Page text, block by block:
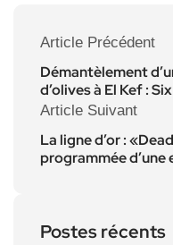
Article Précédent
Démantèlement
d’olives à El Kef :
Article Suivant
La ligne d’or :
programmée d’une
Postes récents